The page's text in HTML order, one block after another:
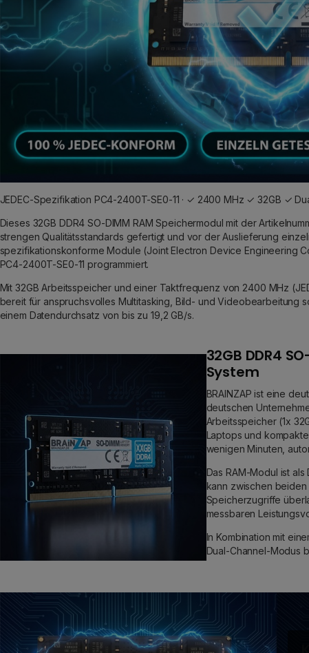
JEDEC-Spezifikation PC4-2400T-SE0-11 · ✓ 2400 MHz ✓ 32GB ✓
Dieses 32GB DDR4 SO-DIMM RAM Speichermodul mit der
strengen Qualitätsstandards gefertigt und vor der Auslieferung
spezifikationskonforme Module (Joint Electron Device Engineering
PC4-2400T-SE0-11 programmiert.
Mit 32GB Arbeitsspeicher und einer Taktfrequenz von 2400 MHz
bereit für anspruchsvolles Multitasking, Bild- und Videobearbeitung
einem Datendurchsatz von bis zu 19,2 GB/s.
32GB DDR4
System
BRAINZAP ist eine
deutschen
Arbeitsspeicher (1x
Laptops und
wenigen Minuten,
Das RAM-Modul ist
kann zwischen
Speicherzugriffe
messbaren
In Kombination mit
Dual-Channel-Modus